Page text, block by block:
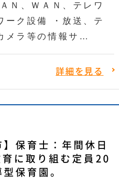
Ｎ、ＷＡＮ、テレワ
ーク設備 ・放送、テ
メラ等の情報サ…
詳細を見る
】保育士：年間休日
に取り組む定員20
保育園。